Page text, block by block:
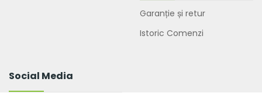
Garanție și retur
Istoric Comenzi
Social Media